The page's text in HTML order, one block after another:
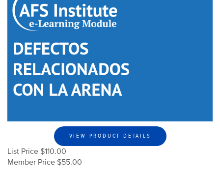
VIEW PRODUCT DETAILS
List Price $110.00
Member Price $55.00